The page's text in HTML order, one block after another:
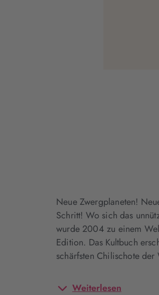
Neue Zwergplaneten!
Schritt! Wo sich das
wurde 2004 zu einem
Edition. Das Kultbuch
schärfsten Chilischote
Weiterlesen